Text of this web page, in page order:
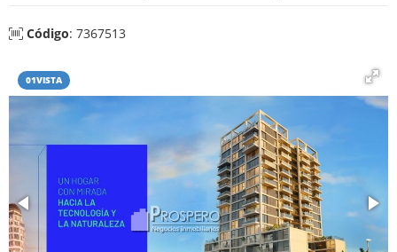
Código: 7367513
01VISTA